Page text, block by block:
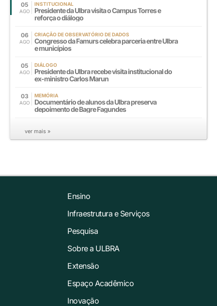
05
AGO
INSTITUCIONAL
Presidente da Ulbra visita o Campus Torres e
reforça o diálogo
06
AGO
CRIAÇÃO DE OBSERVATÓRIO DE DADOS
Congresso da Famurs celebra parceria entre Ulbra
e municípios
05
AGO
DIÁLOGO
Presidente da Ulbra recebe visita institucional do
ex-ministro Carlos Marun
03
AGO
MEMÓRIA
Documentário de alunos da Ulbra preserva
depoimento de Bagre Fagundes
ver mais »
Ensino
Infraestrutura e Serviços
Pesquisa
Sobre a ULBRA
Extensão
Espaço Acadêmico
Inovação